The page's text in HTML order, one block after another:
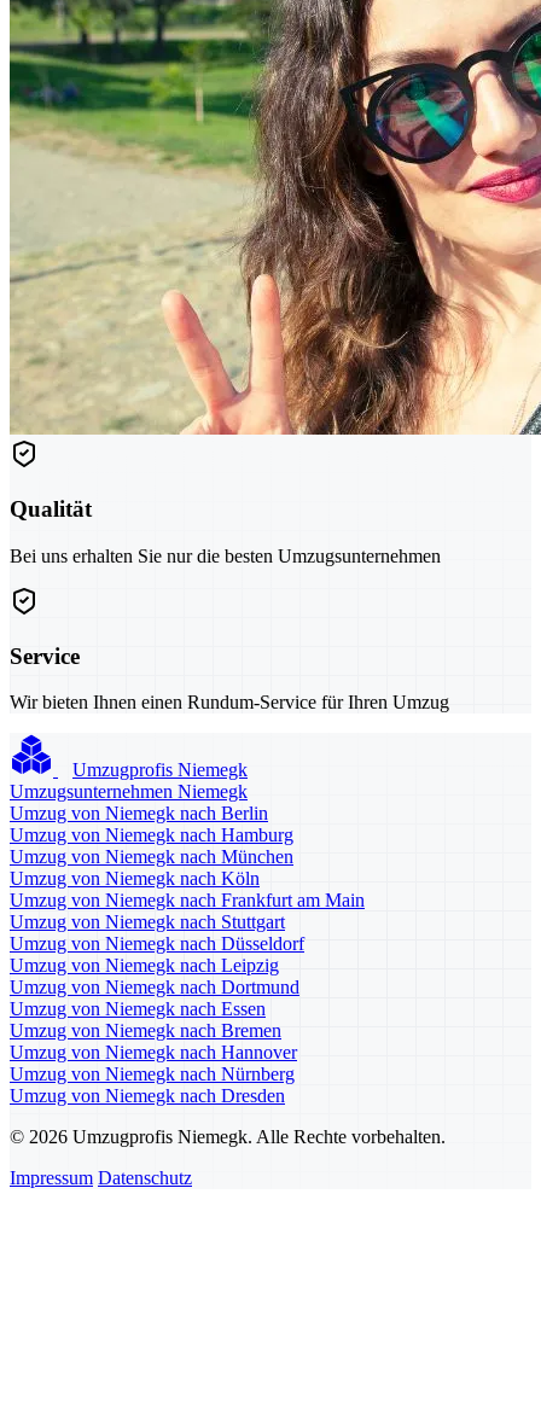
Qualität
Bei uns erhalten Sie nur die besten Umzugsunternehmen
Service
Wir bieten Ihnen einen Rundum-Service für Ihren Umzug
Umzugprofis Niemegk
Umzugsunternehmen Niemegk
Umzug von Niemegk nach Berlin
Umzug von Niemegk nach Hamburg
Umzug von Niemegk nach München
Umzug von Niemegk nach Köln
Umzug von Niemegk nach Frankfurt am Main
Umzug von Niemegk nach Stuttgart
Umzug von Niemegk nach Düsseldorf
Umzug von Niemegk nach Leipzig
Umzug von Niemegk nach Dortmund
Umzug von Niemegk nach Essen
Umzug von Niemegk nach Bremen
Umzug von Niemegk nach Hannover
Umzug von Niemegk nach Nürnberg
Umzug von Niemegk nach Dresden
© 2026 Umzugprofis Niemegk. Alle Rechte vorbehalten.
Impressum Datenschutz